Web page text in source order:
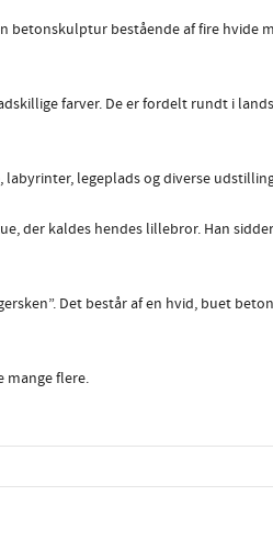
betonskulptur bestående af fire hvide
farver. De er fordelt rundt i
legeplads og diverse
der kaldes hendes lillebror. Han
Det består af en hvid, buet
mange flere.